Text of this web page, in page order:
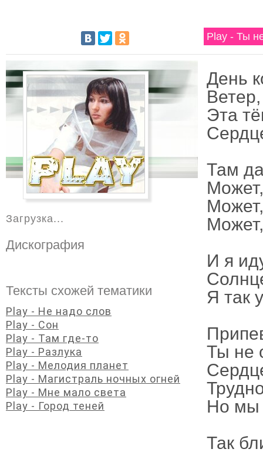
Play - Ты
День
Эта
Там
И я
Я так
Ты не
Но мы
Так
Загрузка...
Дискография
Тексты схожей тематики
Play - Не надо слов
Play - Сон
Play - Там где-то
Play - Разлука
Play - Мелодия планет
Play - Магистраль ночных огней
Play - Мне мало света
Play - Город теней